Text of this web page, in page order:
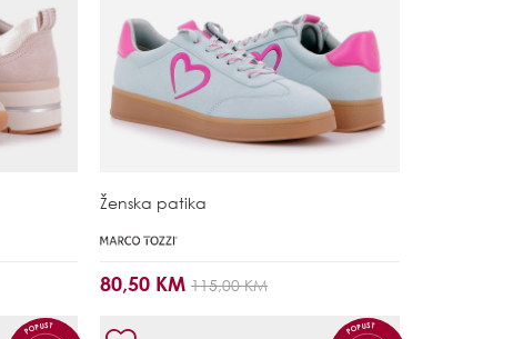
Ženska patika
80,50 KM 115,00 KM
POPUST POPUST